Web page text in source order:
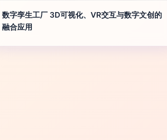
数字孪生工厂 3D可视化、VR交互与数字文创的
融合应用